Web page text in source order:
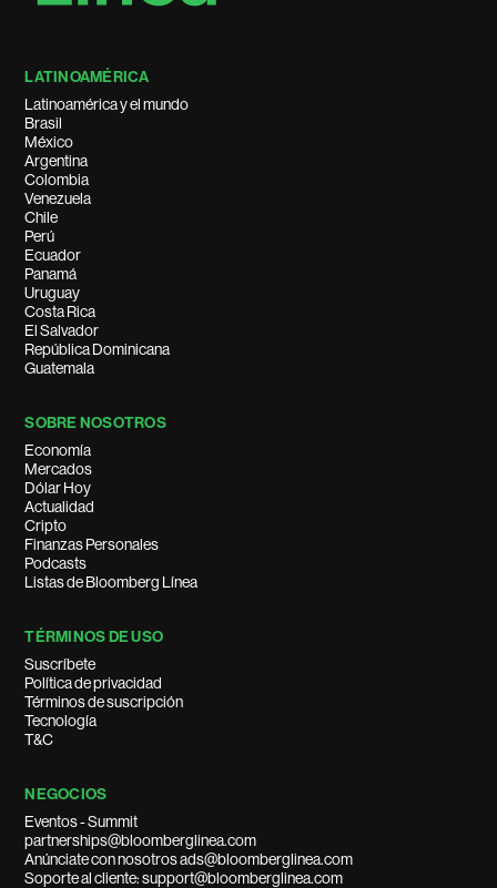
LATINOAMÉRICA
Latinoamérica y el mundo
Brasil
México
Argentina
Colombia
Venezuela
Chile
Perú
Ecuador
Panamá
Uruguay
Costa Rica
El Salvador
República Dominicana
Guatemala
SOBRE NOSOTROS
Economía
Mercados
Dólar Hoy
Actualidad
Cripto
Finanzas Personales
Podcasts
Listas de Bloomberg Línea
TÉRMINOS DE USO
Suscríbete
Política de privacidad
Términos de suscripción
Tecnología
T&C
NEGOCIOS
Eventos - Summit
partnerships@bloomberglinea.com
Anúnciate con nosotros ads@bloomberglinea.com
Soporte al cliente: support@bloomberglinea.com